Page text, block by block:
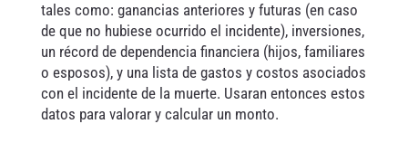
tales como: ganancias anteriores y futuras (en caso
de que no hubiese ocurrido el incidente), inversiones,
un récord de dependencia financiera (hijos, familiares
o esposos), y una lista de gastos y costos asociados
con el incidente de la muerte. Usaran entonces estos
datos para valorar y calcular un monto.